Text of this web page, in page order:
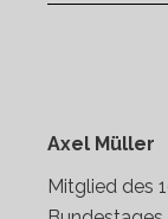
Axel Müller
Mitglied des